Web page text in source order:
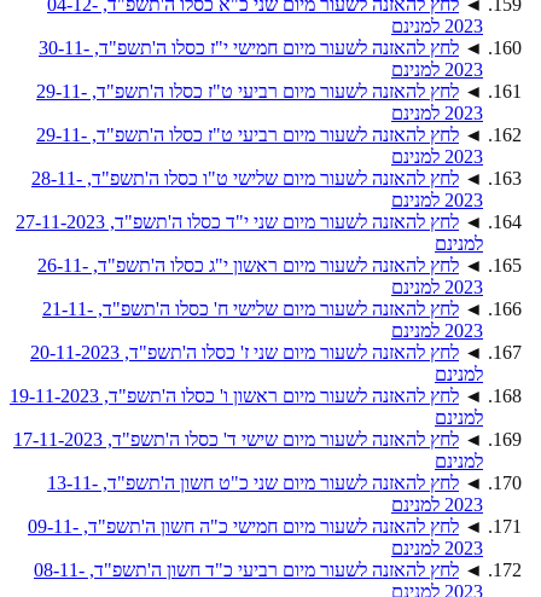
◄
לחץ להאזנה לשעור מיום שני כ"א כסלו ה'תשפ"ד, 04-12-
2023 למנינם
◄
לחץ להאזנה לשעור מיום חמישי י"ז כסלו ה'תשפ"ד, 30-11-
2023 למנינם
◄
לחץ להאזנה לשעור מיום רביעי ט"ז כסלו ה'תשפ"ד, 29-11-
2023 למנינם
◄
לחץ להאזנה לשעור מיום רביעי ט"ז כסלו ה'תשפ"ד, 29-11-
2023 למנינם
◄
לחץ להאזנה לשעור מיום שלישי ט"ו כסלו ה'תשפ"ד, 28-11-
2023 למנינם
◄
לחץ להאזנה לשעור מיום שני י"ד כסלו ה'תשפ"ד, 27-11-2023
למנינם
◄
לחץ להאזנה לשעור מיום ראשון י"ג כסלו ה'תשפ"ד, 26-11-
2023 למנינם
◄
לחץ להאזנה לשעור מיום שלישי ח' כסלו ה'תשפ"ד, 21-11-
2023 למנינם
◄
לחץ להאזנה לשעור מיום שני ז' כסלו ה'תשפ"ד, 20-11-2023
למנינם
◄
לחץ להאזנה לשעור מיום ראשון ו' כסלו ה'תשפ"ד, 19-11-2023
למנינם
◄
לחץ להאזנה לשעור מיום שישי ד' כסלו ה'תשפ"ד, 17-11-2023
למנינם
◄
לחץ להאזנה לשעור מיום שני כ"ט חשון ה'תשפ"ד, 13-11-
2023 למנינם
◄
לחץ להאזנה לשעור מיום חמישי כ"ה חשון ה'תשפ"ד, 09-11-
2023 למנינם
◄
לחץ להאזנה לשעור מיום רביעי כ"ד חשון ה'תשפ"ד, 08-11-
2023 למנינם